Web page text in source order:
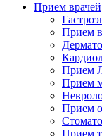
Прием врачей
Прием
Прием
Прием
Прием
Прием